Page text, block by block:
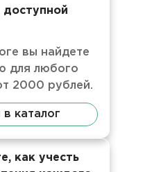
вы найдете
для любого
2000 рублей.
в каталог
как учесть